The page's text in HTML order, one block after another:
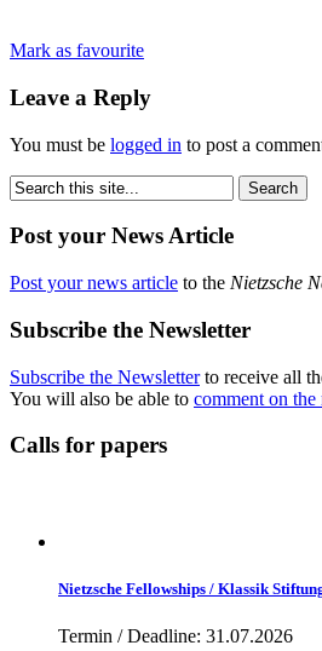
Mark as favourite
Leave a Reply
You must be logged in to post a
Post your News Article
Post your news article to the Nietzsche
Subscribe the Newsletter
Subscribe the Newsletterto receive all
You will also be able to comment on the
Calls for papers
Nietzsche Fellowships / Klassik
Termin / Deadline: 31.07.2026